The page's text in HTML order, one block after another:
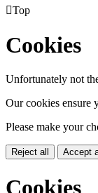
Top
Cookies
Unfortunately not
Our cookies ensure
Please make your
Reject all Accept
Cookies